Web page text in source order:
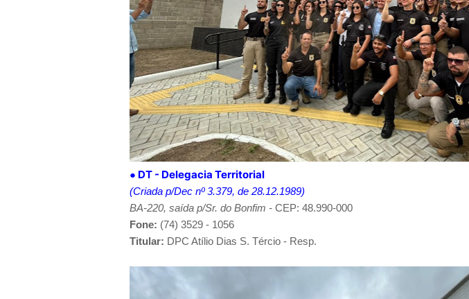
● DT - Delegacia Territorial
(Criada p/Dec nº 3.379, de 28.12.1989)
BA-220, saída p/Sr. do Bonfim - CEP: 48.990-000
Fone: (74) 3529 - 1056
Titular: DPC Atílio Dias S. Tércio - Resp.